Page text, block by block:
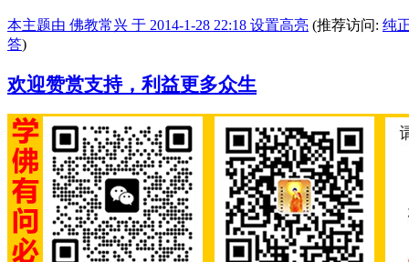
本主题由 佛教常兴 于 2014-1-28 22:18 设置高亮 (推荐访问: 纯
答)
欢迎赞赏支持，利益更多众生